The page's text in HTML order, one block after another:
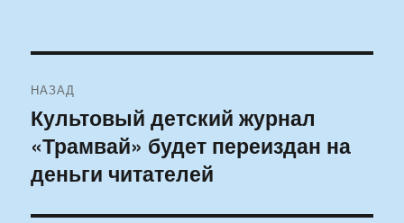
по
записям
НАЗАД
Предыдущая
запись:
Культовый детский журнал
«Трамвай» будет переиздан на
деньги читателей